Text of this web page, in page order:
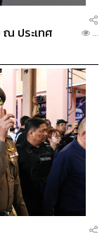
ประเทศ
...